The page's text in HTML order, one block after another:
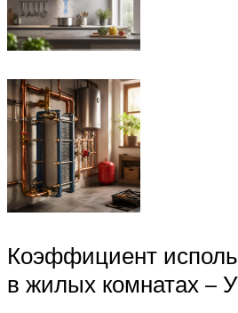
Коэффициент
в жилых комнатах –